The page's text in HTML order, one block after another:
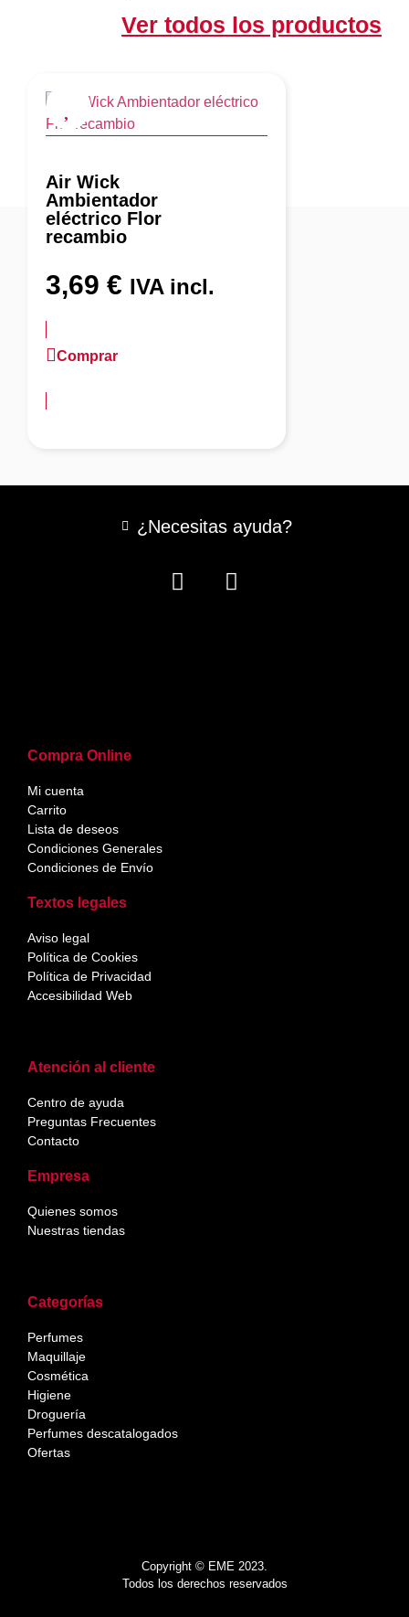
Ver todos los productos
Air Wick
Ambientador
eléctrico Flor
recambio
3,69 € IVA incl.
Comprar
Copyright © EME 2023.
Todos los derechos reservados
Categorías
Perfumes
Maquillaje
Cosmética
Higiene
Droguería
Perfumes descatalogados
Ofertas
Atención al cliente
Centro de ayuda
Preguntas Frecuentes
Contacto
Empresa
Quienes somos
Nuestras tiendas
Compra Online
Mi cuenta
Carrito
Lista de deseos
Condiciones Generales
Condiciones de Envío
Textos legales
Aviso legal
Política de Cookies
Política de Privacidad
Accesibilidad Web
¿Necesitas ayuda?